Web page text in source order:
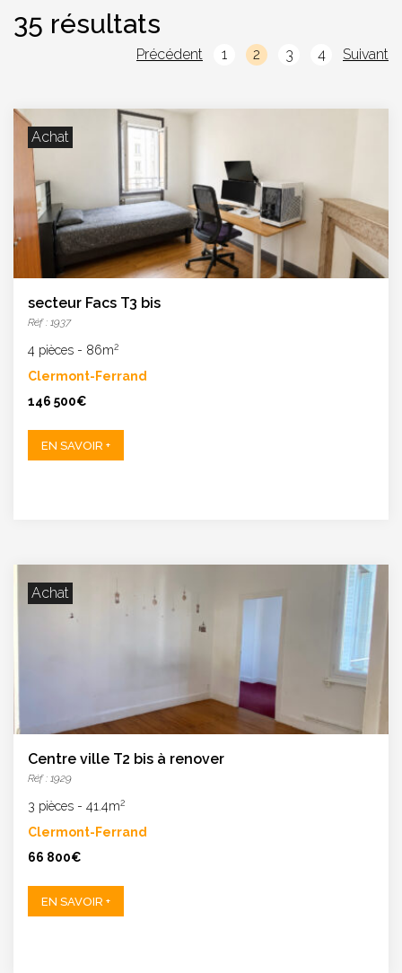
35 résultats
Précédent 1 2 3 4 Suivant
Achat
secteur Facs T3 bis
Réf : 1937
4 pièces - 86m2
Clermont-Ferrand
146 500€
EN SAVOIR +
Achat
Centre ville T2 bis à renover
Réf : 1929
3 pièces - 41.4m2
Clermont-Ferrand
66 800€
EN SAVOIR +